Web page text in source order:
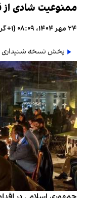
ممنوعیت شادی از
۲۴ مهر ۱۴۰۴، ۰۸:۰۹ (‎+۱ گرینویچ)
پخش نسخه شنیداری